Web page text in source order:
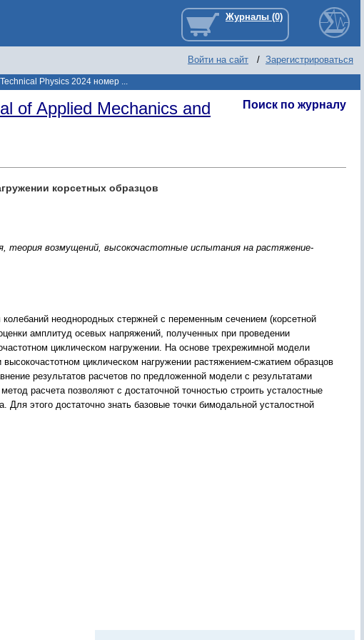
Войти на сайт / Зарегистрироваться
Physics 2024 номер ...
Поиск по журналу
of Applied Mechanics and
корсетных образцов
теория возмущений, высокочастотные испытания на растяжение-
неоднородных стержней с переменным сечением (корсетной
амплитуд осевых напряжений, полученных при проведении
циклическом нагружении. На основе трехрежимной модели
циклическом нагружении растяжением-сжатием образцов
результатов расчетов по предложенной модели с результатами
расчета позволяют с достаточной точностью строить усталостные
этого достаточно знать базовые точки бимодальной усталостной